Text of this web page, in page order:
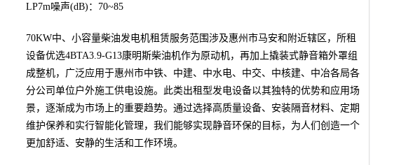
LP7m噪声(dB)：70~85
70KW中、小容量柴油发电机租赁服务范围涉及惠州市马安和附近辖区，所租
设备优选4BTA3.9-G13康明斯柴油机作为原动机，再加上撬装式静音箱外罩组
成整机，广泛应用于惠州市中铁、中建、中水电、中交、中核建、中冶各局各
分公司单位户外施工供电设施。此类出租型发电设备以其独特的优势和应用场
景，逐渐成为市场上的重要趋势。通过选择高质量设备、安装隔音材料、定期
维护保养和实行智能化管理，我们能够实现静音环保的目标，为人们创造一个
更加舒适、安静的生活和工作环境。